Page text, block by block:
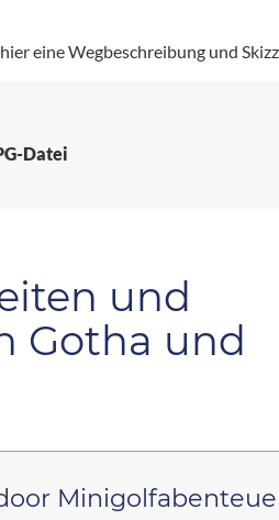
eine Wegbeschreibung und
Datei
und
Gotha und